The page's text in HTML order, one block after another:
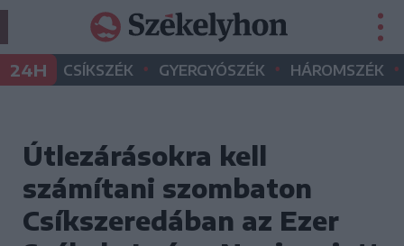
24H CSÍKSZÉK • GYERGYÓSZÉK • HÁROMSZÉK •
Útlezárásokra kell
számítani szombaton
Csíkszeredában az Ezer